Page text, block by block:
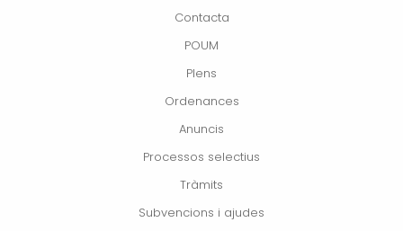
Contacta
POUM
Plens
Ordenances
Anuncis
Processos selectius
Tràmits
Subvencions i ajudes